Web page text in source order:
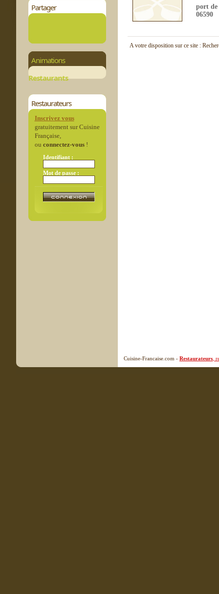
Partager
Animations
Restaurants
Restaurateurs
Inscrivez vous
gratuitement sur Cuisine
Française,
ou connectez-vous!
Identifiant :
Mot de passe :
port de
06590
A votre disposition sur ce site :
Cuisine-Francaise.com - Restaurateurs ,